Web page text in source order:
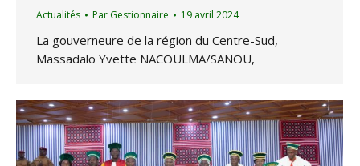
Actualités Par Gestionnaire 19 avril 2024
La gouverneure de la région du Centre-Sud,
Massadalo Yvette NACOULMA/SANOU,